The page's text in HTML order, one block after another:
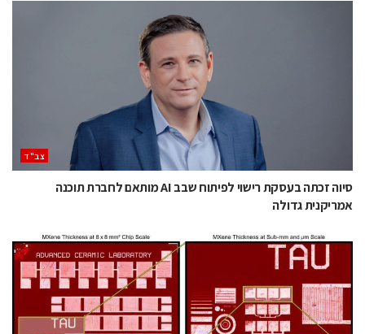
‫צב"ד‬
סיוה זכתה בעסקת רישוי לפיתוח שבב AI מותאם לחברת תוכנה
אמריקנית גדולה